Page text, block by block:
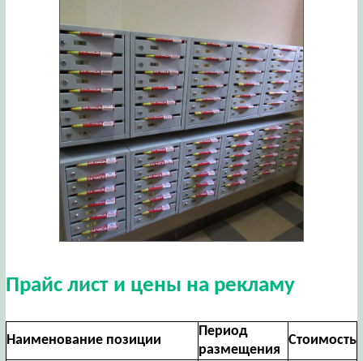
Прайс лист и цены на рекламу
Наименование позиции
Период
размещения
Стоимость